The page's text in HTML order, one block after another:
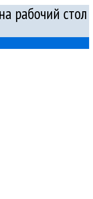
рабочий стол